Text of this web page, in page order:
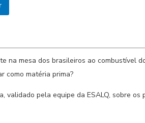
na mesa dos brasileiros ao combustível
como matéria prima?
validado pela equipe da ESALQ, sobre